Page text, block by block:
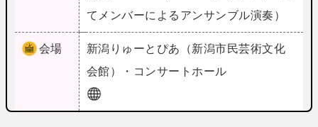
てメンバーによるアンサンブル演奏）
会場 新潟 りゅーとぴあ（新潟市民芸術文化
会館）・コンサートホール